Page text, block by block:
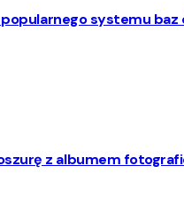
systemu baz
z albumem